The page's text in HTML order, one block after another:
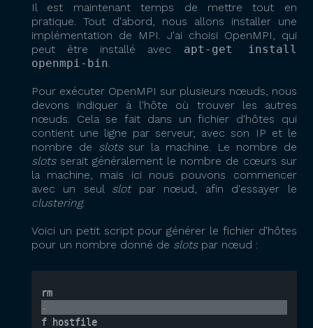
Il est maintenant temps de mettre tout en
pratique. Tout d'abord, nous allons installer une
implémentation de MPI. J'ai choisi OpenMPI, qui
peut être installé avec apt-get install
openmpi-bin.
Pour exécuter OpenMPI sur plusieurs nœuds, nous
devons indiquer à l'hôte où trouver les autres
nœuds. Cela se fait dans un fichier d'hôtes qui
contient une ligne par serveur, avec son IP et le
nombre de slotssur la machine. Le nombre de
slotsserait généralement le nombre de cœurs sur
la machine, mais ici nous pouvons commencer
avec un seul slotpar nœud, afin d'essayer le
clustering.
Voici un petit script pour générer le fichier d'hôtes
pour un nombre donné de slotspar nœud :
rm
-
f hostfile